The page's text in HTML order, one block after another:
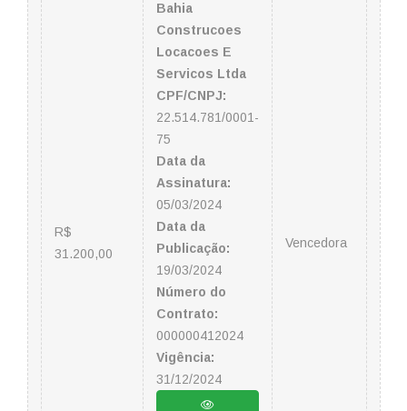
R$
31.200,00
Bahia
Construcoes
Locacoes E
Servicos Ltda
CPF/CNPJ:
22.514.781/0001-
75
Data da
Assinatura:
05/03/2024
Data da
Publicação:
19/03/2024
Número do
Contrato:
000000412024
Vigência:
31/12/2024
Vencedora